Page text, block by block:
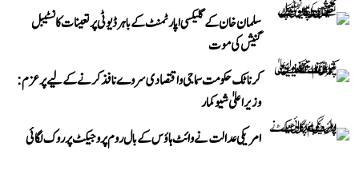
سلمان خان کے گلیکسی اپارٹمنٹ کے باہر ڈیوٹی پر تعینات کانسٹیبل
گنیش کی موت
کرناٹک حکومت سماجی و اقتصادی سروے نافذ کرنے کے لیے پرعزم:
وزیر اعلیٰ شیوکمار
امریکی عدالت نے وائٹ ہاؤس کے بال روم پروجیکٹ پر روک لگائی